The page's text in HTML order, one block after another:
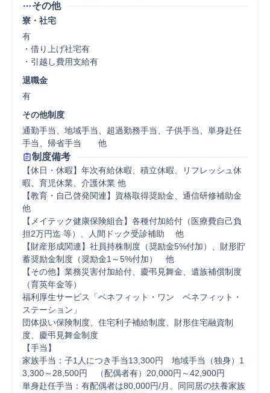
その他
寮・社宅
有
・借り上げ社宅有
・引越し費用支給有
退職金
有
その他制度
通勤手当、地域手当、超過勤務手当、子供手当、単身赴任
手当、帰省手当　　他
制度備考
【休日・休暇】年次有給休暇、積立休暇、リフレッシュ休
暇、育児休業、介護休業 他
【教育・自己啓発関連】資格取得奨励金、通信研修補助金
他
【メイテック健康保険組合】各種付加給付（医療費自己負
担2万円迄 等）、人間ドック受診補助 　他
【財産形成関連】社員持株制度（奨励金5%付加）、財形貯
蓄奨励金制度（奨励金1～5%付加）　他
【その他】業務災害付加給付、慶弔見舞金、遺族補償制度
（育英年金等）
福利厚生サービス「ベネフィット・ワン　ベネフィット・
ステーション」
団体扱い保険制度、住宅利子補給制度、財形住宅融資制
度、慶弔見舞金制度
【手当】
家族手当：子1人につき手当13,300円　地域手当（独身）1
3,300～28,500円　（配偶者有）20,000円～42,900円
単身赴任手当：有配偶者は80,000円/月、同同居の扶養家族